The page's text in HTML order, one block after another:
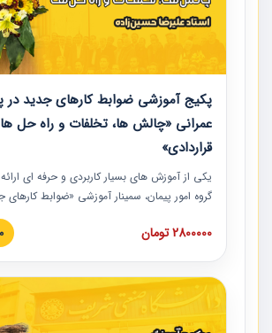
پکیج آموزشی ضوابط کارهای جدید در
عمرانی «چالش ها، تخلفات و راه حل
قراردادی»
یکی از آموزش‏‏‏‏‏‏ های بسیار کاربردی و حرفه‏ ای
گروه امور پیمان، سمینار آموزشی «ضوابط کارهای
های عمرانی» چالش ها، تخلفات و راه حل ها با
است که در محل سندیکای شرکت های ساختمانی
مدارک پیمان به همراه تجربیات عملی ارائه شده
2800000 تومان